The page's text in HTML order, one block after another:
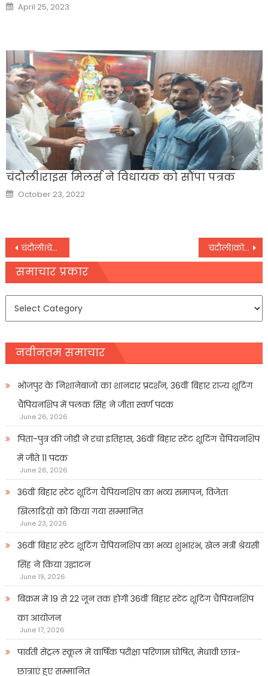
Posted
on
April 25, 2023
चंदौली।राइस मिलर्स ने विधायक को सौंपा पत्रक
Posted
on
October 23, 2022
Post
navigation
चंदौली।चेयरमैन ने लिया राजकीय महिला चिकित्सालय को गोद चंदौली।कोरोना टीकाकरण के लिए किया जागरुक
समाचार प्रकार
नवीनतम समाचार
भोजपुर के निशानेबाजों का शानदार प्रदर्शन, 36वीं बिहार राज्य शूटिंग
चैंपियनशिप में पलक सिंह ने जीता स्वर्ण पदक
June 26, 2026
पिता-पुत्र की जोड़ी ने रचा इतिहास, 36वीं बिहार स्टेट शूटिंग चैंपियनशिप
में जीते 11 पदक
June 26, 2026
36वीं बिहार स्टेट शूटिंग चैंपियनशिप का भव्य समापन, विजेता
खिलाडिय़ों को किया गया सम्मानित
June 23, 2026
36वीं बिहार स्टेट शूटिंग चैंपियनशिप का भव्य शुभारंभ, खेल मंत्री श्रेयसी
सिंह ने किया उद्घाटन
June 19, 2026
बिक्रम में 19 से 22 जून तक होगी 36वीं बिहार स्टेट शूटिंग चैंपियनशिप
का आयोजन
June 17, 2026
पार्वती सेंट्रल स्कूल में वार्षिक परीक्षा परिणाम घोषित, मेधावी छात्र-
छात्राएं हुए सम्मानित